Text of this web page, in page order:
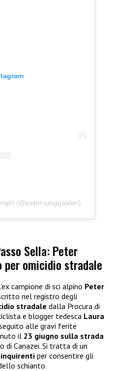
(@peter.runggaldier)
Sella: Peter
per omicidio stradale
campione di sci alpino Peter
nel registro degli
stradale dalla Procura di
e blogger tedesca Laura
seguito alle gravi ferite
il 23 giugno sulla strada
di Canazei. Si tratta di un
per consentire gli
schianto.